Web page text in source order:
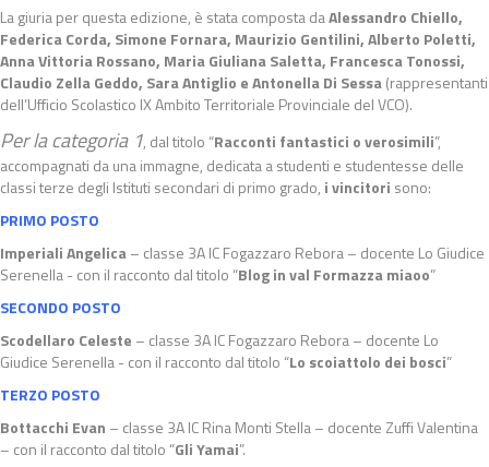
La giuria per questa edizione, è stata composta daAlessandro Chiello,
Federica Corda, Simone Fornara, Maurizio Gentilini, Alberto Poletti,
Anna Vittoria Rossano, Maria Giuliana Saletta, Francesca Tonossi,
Claudio Zella Geddo, Sara Antiglio e Antonella Di Sessa(rappresentanti
dell’Ufficio Scolastico IX Ambito Territoriale Provinciale del VCO).
Per la categoria 1, dal titolo “Racconti fantastici o verosimili”,
accompagnati da una immagne, dedicata a studenti e studentesse delle
classi terze degli Istituti secondari di primo grado, i vincitori sono:
PRIMO POSTO
Imperiali Angelica– classe 3A IC Fogazzaro Rebora – docente Lo Giudice
Serenella - con il racconto dal titolo “Blog in val Formazza miaoo”
SECONDO POSTO
Scodellaro Celeste – classe 3A IC Fogazzaro Rebora – docente Lo
Giudice Serenella - con il racconto dal titolo “Lo scoiattolo dei bosci”
TERZO POSTO
Bottacchi Evan – classe 3A IC Rina Monti Stella – docente Zuffi Valentina
– con il racconto dal titolo “Gli Yamai”.